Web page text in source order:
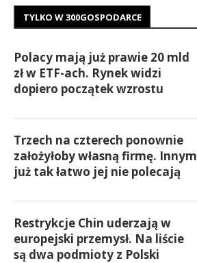
TYLKO W 300GOSPODARCE
Polacy mają już prawie 20 mld
zł w ETF-ach. Rynek widzi
dopiero początek wzrostu
Trzech na czterech ponownie
założyłoby własną firmę. Innym
już tak łatwo jej nie polecają
Restrykcje Chin uderzają w
europejski przemysł. Na liście
są dwa podmioty z Polski